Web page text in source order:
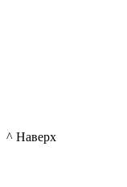
^ Наверх